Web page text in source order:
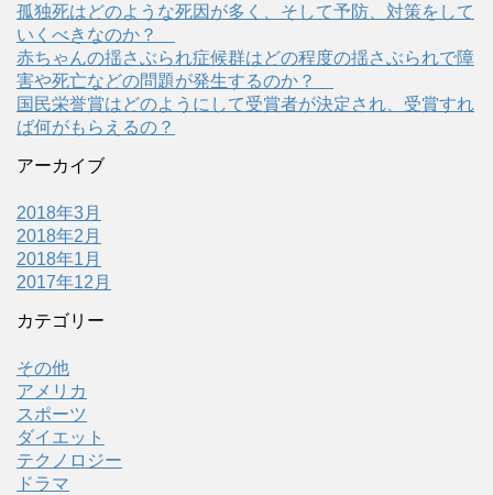
孤独死はどのような死因が多く、そして予防、対策をして
いくべきなのか？
赤ちゃんの揺さぶられ症候群はどの程度の揺さぶられで障
害や死亡などの問題が発生するのか？
国民栄誉賞はどのようにして受賞者が決定され、受賞すれ
ば何がもらえるの？
アーカイブ
2018年3月
2018年2月
2018年1月
2017年12月
カテゴリー
その他
アメリカ
スポーツ
ダイエット
テクノロジー
ドラマ